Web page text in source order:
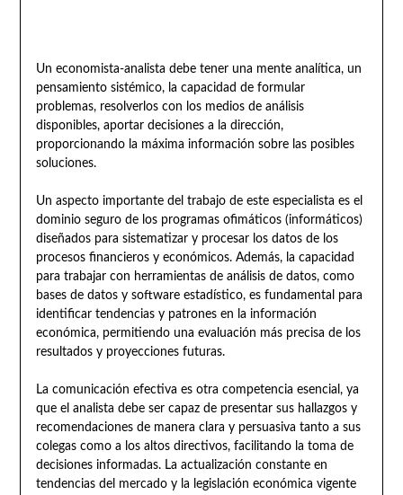
Un economista-analista debe tener una mente analítica, un
pensamiento sistémico, la capacidad de formular
problemas, resolverlos con los medios de análisis
disponibles, aportar decisiones a la dirección,
proporcionando la máxima información sobre las posibles
soluciones.
Un aspecto importante del trabajo de este especialista es el
dominio seguro de los programas ofimáticos (informáticos)
diseñados para sistematizar y procesar los datos de los
procesos financieros y económicos. Además, la capacidad
para trabajar con herramientas de análisis de datos, como
bases de datos y software estadístico, es fundamental para
identificar tendencias y patrones en la información
económica, permitiendo una evaluación más precisa de los
resultados y proyecciones futuras.
La comunicación efectiva es otra competencia esencial, ya
que el analista debe ser capaz de presentar sus hallazgos y
recomendaciones de manera clara y persuasiva tanto a sus
colegas como a los altos directivos, facilitando la toma de
decisiones informadas. La actualización constante en
tendencias del mercado y la legislación económica vigente